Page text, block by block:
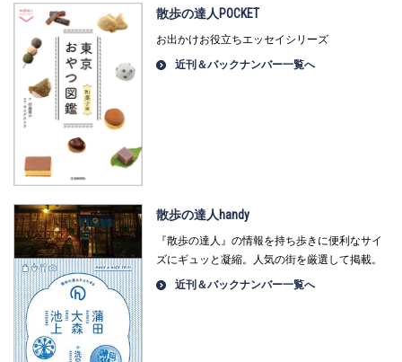
散歩の達人POCKET
お出かけお役立ちエッセイシリーズ
近刊＆バックナンバー一覧へ
散歩の達人handy
『散歩の達人』の情報を持ち歩きに便利なサイ
ズにギュッと凝縮。人気の街を厳選して掲載。
近刊＆バックナンバー一覧へ